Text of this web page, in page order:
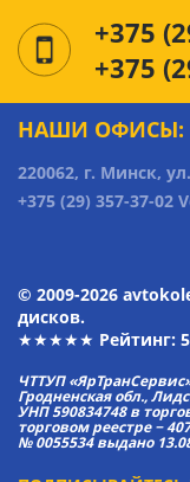
+375
+375
НАШИ ОФИСЫ:
220062, г. Минск,
+375 (29) 357-37-02
© 2009-2026
дисков.
★★★★★ Рейтинг: 5
ЧТТУП
Гродненская обл.,
УНП 590834748 в
торговом реестре −
№ 0055534 выдано